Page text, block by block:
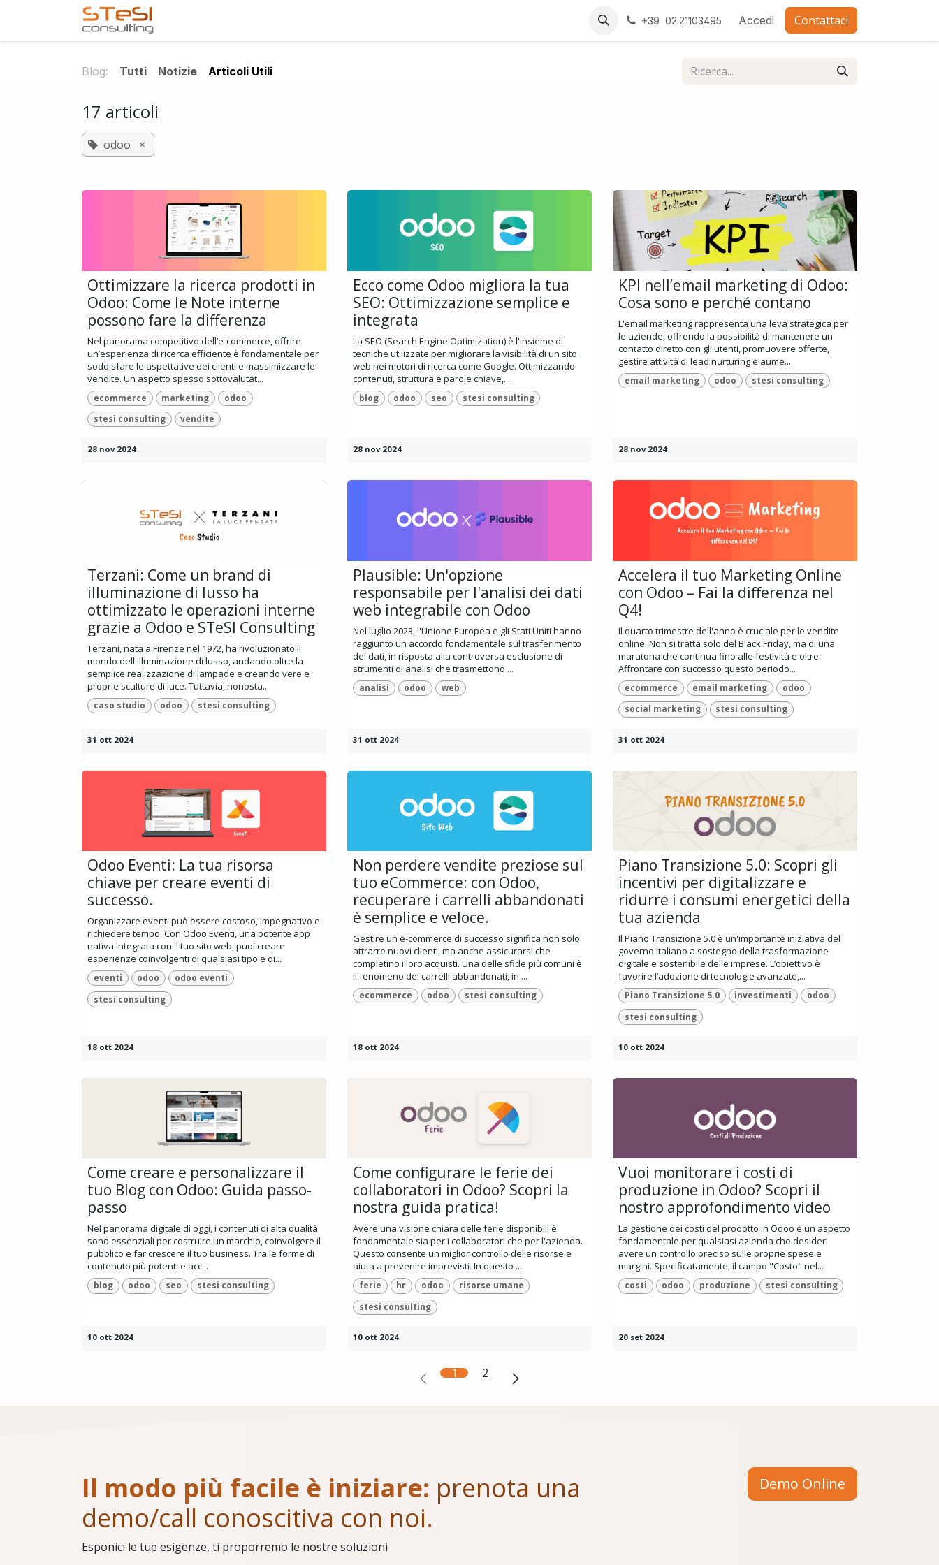
Passa al contenuto
Lavora con noi+39 02.21103495 Accedi Contattaci
Blog: Tutti Notizie Articoli Utili
17 articoli
odoo ×
Ottimizzare la ricerca prodotti in
Odoo: Come le Note interne
possono fare la differenza
Nel panorama competitivo dell’e-commerce, offrire
un’esperienza di ricerca efficiente è fondamentale per
soddisfare le aspettative dei clienti e massimizzare le
vendite. Un aspetto spesso sottovalutat...
ecommerce marketing
odoo
stesi consulting
vendite
28 nov 2024
Ecco come Odoo migliora la tua
SEO: Ottimizzazione semplice e
integrata
La SEO (Search Engine Optimization) è l'insieme di
tecniche utilizzate per migliorare la visibilità di un sito
web nei motori di ricerca come Google. Ottimizzando
contenuti, struttura e parole chiave,...
blog odoo seo stesi consulting
28 nov 2024
KPI nell’email marketing di Odoo:
Cosa sono e perché contano
L'email marketing rappresenta una leva strategica per
le aziende, offrendo la possibilità di mantenere un
contatto diretto con gli utenti, promuovere offerte,
gestire attività di lead nurturing e aume...
email marketing odoo stesi consulting
28 nov 2024
Terzani: Come un brand di
illuminazione di lusso ha
ottimizzato le operazioni interne
grazie a Odoo e STeSI Consulting
Terzani, nata a Firenze nel 1972, ha rivoluzionato il
mondo dell'illuminazione di lusso, andando oltre la
semplice realizzazione di lampade e creando vere e
proprie sculture di luce. Tuttavia, nonosta...
caso studio odoo stesi consulting
31 ott 2024
Plausible: Un'opzione
responsabile per l'analisi dei dati
web integrabile con Odoo
Nel luglio 2023, l'Unione Europea e gli Stati Uniti hanno
raggiunto un accordo fondamentale sul trasferimento
dei dati, in risposta alla controversa esclusione di
strumenti di analisi che trasmettono ...
analisi odoo web
31 ott 2024
Accelera il tuo Marketing Online
con Odoo – Fai la differenza nel
Q4!
Il quarto trimestre dell'anno è cruciale per le vendite
online. Non si tratta solo del Black Friday, ma di una
maratona che continua fino alle festività e oltre.
Affrontare con successo questo periodo...
ecommerce email marketing
odoo
social marketing
stesi consulting
31 ott 2024
Odoo Eventi: La tua risorsa
chiave per creare eventi di
successo.
Organizzare eventi può essere costoso, impegnativo e
richiedere tempo. Con Odoo Eventi, una potente app
nativa integrata con il tuo sito web, puoi creare
esperienze coinvolgenti di qualsiasi tipo e di...
eventi odoo
odoo eventi
stesi consulting
18 ott 2024
Non perdere vendite preziose sul
tuo eCommerce: con Odoo,
recuperare i carrelli abbandonati
è semplice e veloce.
Gestire un e-commerce di successo significa non solo
attrarre nuovi clienti, ma anche assicurarsi che
completino i loro acquisti. Una delle sfide più comuni è
il fenomeno dei carrelli abbandonati, in ...
ecommerce odoo stesi consulting
18 ott 2024
Piano Transizione 5.0: Scopri gli
incentivi per digitalizzare e
ridurre i consumi energetici della
tua azienda
Il Piano Transizione 5.0 è un'importante iniziativa del
governo italiano a sostegno della trasformazione
digitale e sostenibile delle imprese. L’obiettivo è
favorire l’adozione di tecnologie avanzate,...
Piano Transizione 5.0 investimenti
odoo
stesi consulting
10 ott 2024
Come creare e personalizzare il
tuo Blog con Odoo: Guida passo-
passo
Nel panorama digitale di oggi, i contenuti di alta qualità
sono essenziali per costruire un marchio, coinvolgere il
pubblico e far crescere il tuo business. Tra le forme di
contenuto più potenti e acc...
blog odoo seo stesi consulting
10 ott 2024
Come configurare le ferie dei
collaboratori in Odoo? Scopri la
nostra guida pratica!
Avere una visione chiara delle ferie disponibili è
fondamentale sia per i collaboratori che per l'azienda.
Questo consente un miglior controllo delle risorse e
aiuta a prevenire imprevisti. In questo ...
ferie hr odoo
risorse umane
stesi consulting
10 ott 2024
Vuoi monitorare i costi di
produzione in Odoo? Scopri il
nostro approfondimento video
La gestione dei costi del prodotto in Odoo è un aspetto
fondamentale per qualsiasi azienda che desideri
avere un controllo preciso sulle proprie spese e
margini. Specificatamente, il campo "Costo" nel...
costi odoo produzione stesi consulting
20 set 2024
1 2
Il modo più facile è iniziare: prenota una
demo/call conoscitiva con noi.
Esponici le tue esigenze, ti proporremo le nostre soluzioni
Demo Online